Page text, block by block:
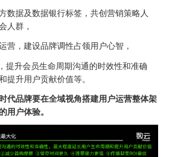
数据及数据银行标签，共创营销策略人
人群，
营，建设品牌调性占领用户心智，
提升会员生命周期沟通的时效性和准确
提升用户贡献价值等。
代品牌要在全域视角搭建用户运营整体架
用户体验。